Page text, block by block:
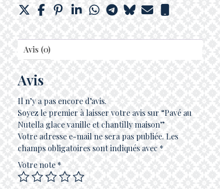
Avis (0)
Avis
Il n’y a pas encore d’avis.
Soyez le premier à laisser votre avis sur “Pavé au
Nutella glace vanille et chantilly maison”
Votre adresse e-mail ne sera pas publiée. Les
champs obligatoires sont indiqués avec *
Votre note*